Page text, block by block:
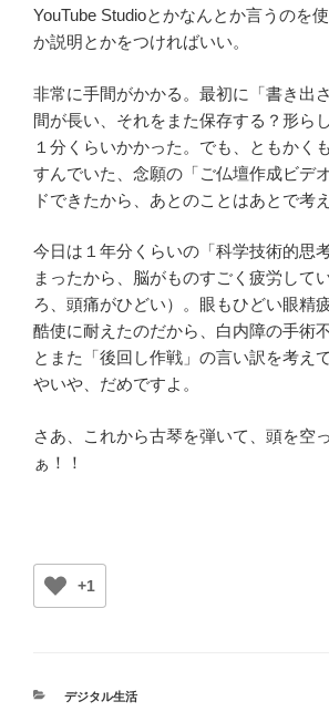
YouTube Studioとかなんとか言うのを
か説明とかをつければいい。
非常に手間がかかる。最初に「書き出
間が長い、それをまた保存する？形ら
１分くらいかかった。でも、ともかく
すんでいた、念願の「ご仏壇作成ビデ
ドできたから、あとのことはあとで考え
今日は１年分くらいの「科学技術的思
まったから、脳がものすごく疲労して
ろ、頭痛がひどい）。眼もひどい眼精
酷使に耐えたのだから、白内障の手術
とまた「後回し作戦」の言い訳を考え
やいや、だめですよ。
さあ、これから古琴を弾いて、頭を空
ぁ！！
+1
カ
デジタル生活